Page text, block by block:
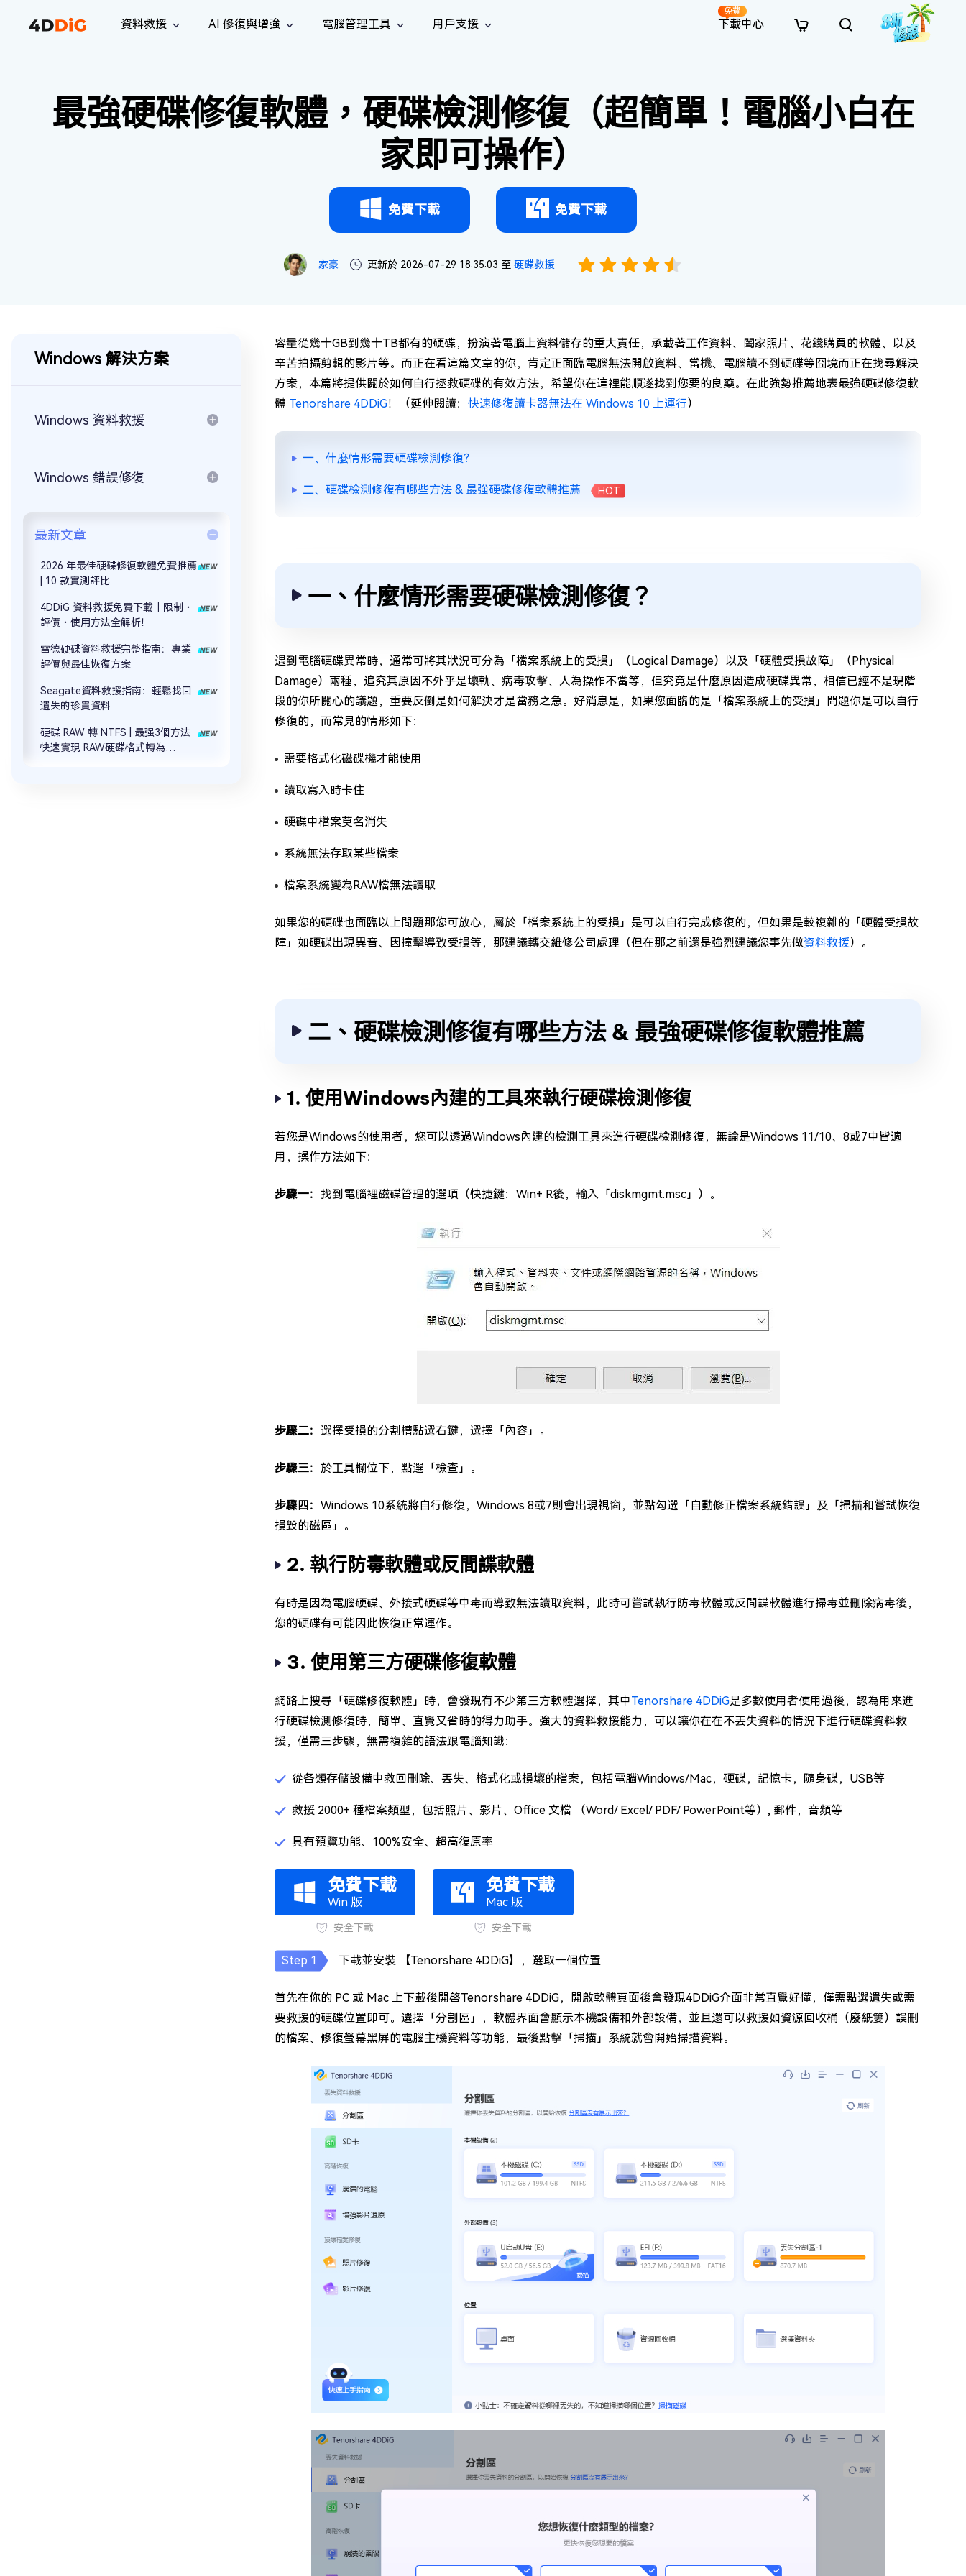
資料救援
從 Windows 系統中恢復已刪除的檔
案
救援遺失的 iPhone/iPad 資料 救回 Android 資料
WhatsApp 資料恢復 LINE 資料恢復
無需備份復原 LINE 聊天記錄
· SD 記憶卡救援
· 硬碟資料救援
· USB 隨身碟救援
· 資源回收桶救援
· Office 檔案救援
AI 修復與增強
影片修
復
照片修
復
檔案修
復
音訊修
復
影片增
強
AI
線上影片修復
線上照片修復
· AI 3D 可動公仔提示詞
· 電影感 AI 影像提示詞
電腦管理工具
Partition Manager
Windows 磁碟管理工具
Duplicate File Deleter
AI
查找並移除重複檔案
全新
Dll Fixer
修復 Windows 中的所有 DLL 錯誤
Email Repair
修復損毀的 PST/OST 檔案
· 繞過 Win 11 升級限制
· 查找重複檔案（Win）
· 硬碟對拷
· 優化 Mac 速度
· 擴充 C 槽
· 釋放磁碟空間
用戶支援
支援中心
指南·常見問答·聯絡我們
用戶指南
用戶指南中心
下載中心
免費
最強硬碟修復軟體，硬碟檢測修復（超簡單！電腦小白在
家即可操作）
免費下載 免費下載
家豪 更新於 2026-07-29 18:35:03 至 硬碟救援
Windows 解決方案
Windows 資料救援
Windows 錯誤修復
最新文章
2026 年最佳硬碟修復軟體免費推薦
| 10 款實測評比
4DDiG 資料救援免費下載｜限制・
評價・使用方法全解析！
雷德硬碟資料救援完整指南：專業
評價與最佳恢復方案
Seagate資料救援指南：輕鬆找回
遺失的珍貴資料
硬碟 RAW 轉 NTFS | 最强3個方法
快速實現 RAW硬碟格式轉為
容量從幾十GB到幾十TB都有的硬碟，扮演著電腦上資料儲存的重大責任，承載著工作資料、闔家照片、花錢購買的軟體、以及
辛苦拍攝剪輯的影片等。而正在看這篇文章的你，肯定正面臨電腦無法開啟資料、當機、電腦讀不到硬碟等囧境而正在找尋解決
方案，本篇將提供關於如何自行拯救硬碟的有效方法，希望你在這裡能順遂找到您要的良藥。在此強勢推薦地表最強硬碟修復軟
體 Tenorshare 4DDiG！（延伸閱讀： 快速修復讀卡器無法在 Windows 10 上運行）
一、什麼情形需要硬碟檢測修復？
二、硬碟檢測修復有哪些方法 & 最強硬碟修復軟體推薦 HOT
一、什麼情形需要硬碟檢測修復？
遇到電腦硬碟異常時，通常可將其狀況可分為「檔案系統上的受損」（Logical Damage）以及「硬體受損故障」（Physical
Damage）兩種，追究其原因不外乎是壞軌、病毒攻擊、人為操作不當等，但究竟是什麼原因造成硬碟異常，相信已經不是現階
段的你所關心的議題，重要反倒是如何解決才是當務之急。好消息是，如果您面臨的是「檔案系統上的受損」問題你是可以自行
修復的，而常見的情形如下：
需要格式化磁碟機才能使用
讀取寫入時卡住
硬碟中檔案莫名消失
系統無法存取某些檔案
檔案系統變為RAW檔無法讀取
如果您的硬碟也面臨以上問題那您可放心，屬於「檔案系統上的受損」是可以自行完成修復的，但如果是較複雜的「硬體受損故
障」如硬碟出現異音、因撞擊導致受損等，那建議轉交維修公司處理（但在那之前還是強烈建議您事先做資料救援）。
二、硬碟檢測修復有哪些方法 & 最強硬碟修復軟體推薦
1. 使用Windows內建的工具來執行硬碟檢測修復
若您是Windows的使用者，您可以透過Windows內建的檢測工具來進行硬碟檢測修復，無論是Windows 11/10、8或7中皆適
用，操作方法如下：
步驟一： 找到電腦裡磁碟管理的選項（快捷鍵：Win+ R後，輸入「diskmgmt.msc」）。
步驟二： 選擇受損的分割槽點選右鍵，選擇「內容」。
步驟三： 於工具欄位下，點選「檢查」。
步驟四： Windows 10系統將自行修復，Windows 8或7則會出現視窗，並點勾選「自動修正檔案系統錯誤」及「掃描和嘗試恢復
損毀的磁區」。
2. 執行防毒軟體或反間諜軟體
有時是因為電腦硬碟、外接式硬碟等中毒而導致無法讀取資料，此時可嘗試執行防毒軟體或反間諜軟體進行掃毒並刪除病毒後，
您的硬碟有可能因此恢復正常運作。
3. 使用第三方硬碟修復軟體
網路上搜尋「硬碟修復軟體」時，會發現有不少第三方軟體選擇，其中Tenorshare 4DDiG是多數使用者使用過後，認為用來進
行硬碟檢測修復時，簡單、直覺又省時的得力助手。強大的資料救援能力，可以讓你在在不丟失資料的情況下進行硬碟資料救
援，僅需三步驟，無需複雜的語法跟電腦知識：
從各類存儲設備中救回刪除、丟失、格式化或損壞的檔案，包括電腦Windows/Mac，硬碟，記憶卡，隨身碟，USB等
救援 2000+ 種檔案類型，包括照片、影片、Office 文檔 （Word/ Excel/ PDF/ PowerPoint等）, 郵件，音頻等
具有預覽功能、100%安全、超高復原率
免費下載
Win 版
安全下載
免費下載
Mac 版
安全下載
下載並安裝 【Tenorshare 4DDiG】，選取一個位置
首先在你的 PC 或 Mac 上下載後開啓Tenorshare 4DDiG，開啟軟體頁面後會發現4DDiG介面非常直覺好懂，僅需點選遺失或需
要救援的硬碟位置即可。選擇「分割區」，軟體界面會顯示本機設備和外部設備，並且還可以救援如資源回收桶（廢紙簍）誤刪
的檔案、修復螢幕黑屏的電腦主機資料等功能，最後點擊「掃描」系統就會開始掃描資料。